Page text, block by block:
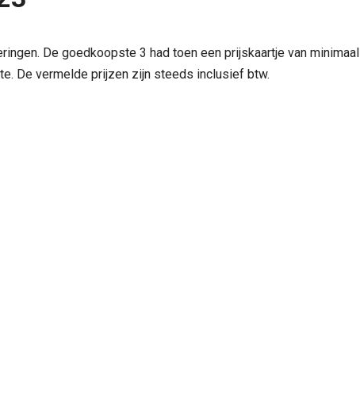
De goedkoopste 3 had toen een prijskaartje van minimaal
De vermelde prijzen zijn steeds inclusief btw.